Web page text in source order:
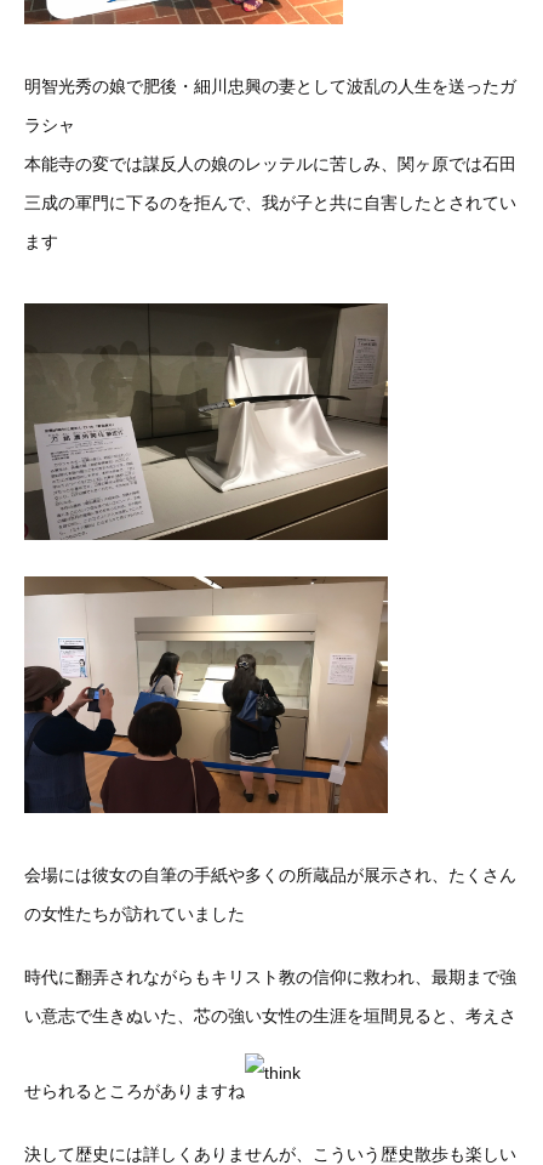
明智光秀の娘で肥後・細川忠興の妻として波乱の人生を送ったガ
ラシャ
本能寺の変では謀反人の娘のレッテルに苦しみ、関ヶ原では石田
三成の軍門に下るのを拒んで、我が子と共に自害したとされてい
ます
会場には彼女の自筆の手紙や多くの所蔵品が展示され、たくさん
の女性たちが訪れていました
時代に翻弄されながらもキリスト教の信仰に救われ、最期まで強
い意志で生きぬいた、芯の強い女性の生涯を垣間見ると、考えさ
せられるところがありますね
決して歴史には詳しくありませんが、こういう歴史散歩も楽しい